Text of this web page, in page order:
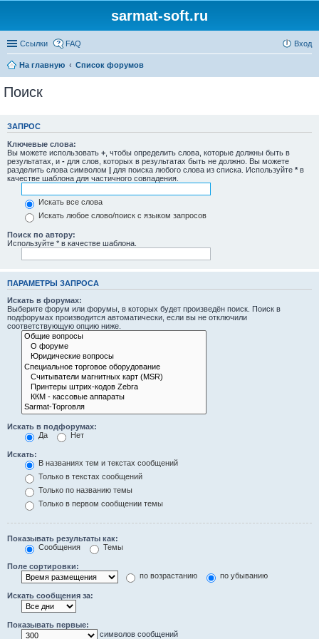
sarmat-soft.ru
Ссылки FAQ Вход
На главную Список форумов
Поиск
ЗАПРОС
Ключевые слова:
Вы можете использовать + , чтобы определить слова, которые должны быть в
результатах, и - для слов, которых в результатах быть не должно. Вы можете
разделить слова символом | для поиска любого слова из списка. Используйте * в
качестве шаблона для частичного совпадения.
Искать все слова
Искать любое слово/поиск с языком запросов
Поиск по автору:
Используйте * в качестве шаблона.
ПАРАМЕТРЫ ЗАПРОСА
Искать в форумах:
Выберите форум или форумы, в которых будет произведён поиск. Поиск в
подфорумах производится автоматически, если вы не отключили
соответствующую опцию ниже.
Искать в подфорумах:
Да
Нет
Искать:
В названиях тем и текстах сообщений
Только в текстах сообщений
Только по названию темы
Только в первом сообщении темы
Показывать результаты как:
Сообщения
Темы
Поле сортировки:
по возрастанию
по убыванию
Искать сообщения за:
Показывать первые:
символов сообщений